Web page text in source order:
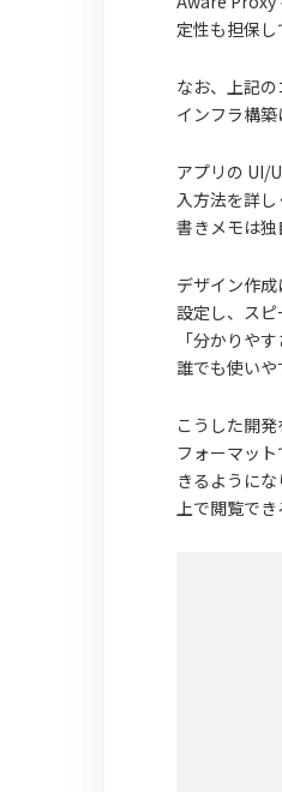
定性も担保し
なお、上記
インフラ構
アプリの UI/
入方法を詳
書きメモは独
デザイン作
設定し、スピ
「分かりや
誰でも使いや
こうした開
フォーマッ
きるように
上で閲覧で